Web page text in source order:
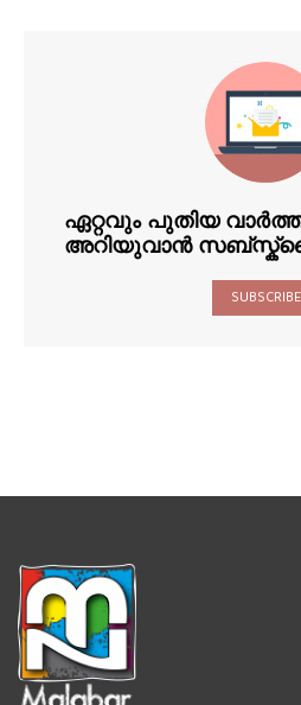
ഏറ്റവും പുതിയ
അറിയുവാൻ
SUBSCRIBE